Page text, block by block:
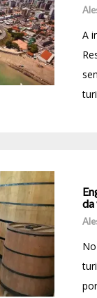
A
da